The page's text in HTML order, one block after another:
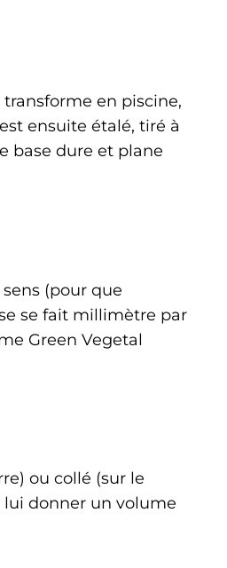
en piscine,
ensuite étalé, tiré à
base dure et plane
(pour que
se fait millimètre par
Green Vegetal
ou collé (sur le
lui donner un volume